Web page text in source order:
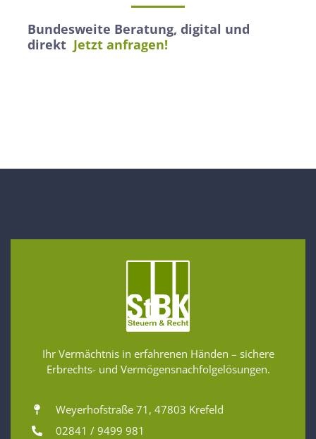
Bundesweite Beratung, digital und
direkt Jetzt anfragen!
Ihr Vermächtnis in erfahrenen Händen – sichere
Erbrechts- und Vermögensnachfolgelösungen.
Weyerhofstraße 71, 47803 Krefeld
02841 / 9499 981